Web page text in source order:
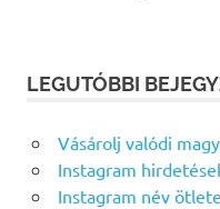
LEGUTÓBBI
Vásárolj valódi
Instagram
Instagram név